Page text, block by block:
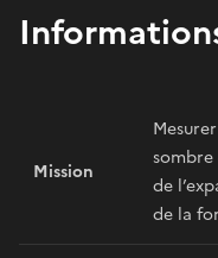
Mission
de
de la